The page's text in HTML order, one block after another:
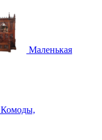
Маленькая
Комоды,